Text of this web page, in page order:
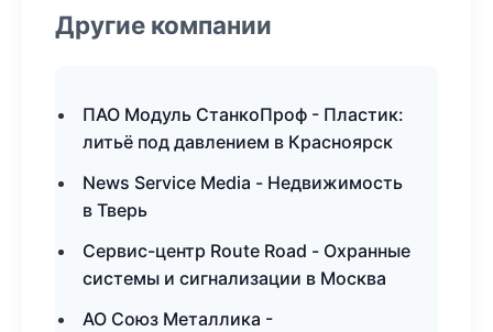
Другие компании
ПАО Модуль СтанкоПроф - Пластик:
литьё под давлением в Красноярск
News Service Media - Недвижимость
в Тверь
Сервис-центр Route Road - Охранные
системы и сигнализации в Москва
АО Союз Металлика -